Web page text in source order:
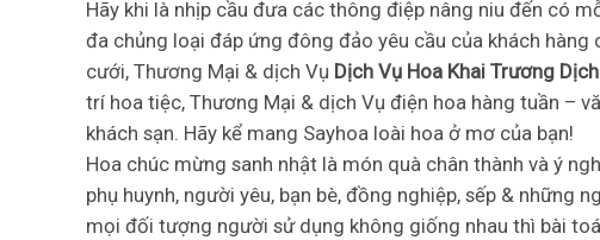
Hãy khi là nhịp cầu đưa các thông điệp nâng niu đến có
đa chủng loại đáp ứng đông đảo yêu cầu của khách
cưới, Thương Mại & dịch Vụ Dịch Vụ Hoa Khai Trương
trí hoa tiệc, Thương Mại & dịch Vụ điện hoa hàng tuần –
khách sạn. Hãy kể mang Sayhoa loài hoa ở mơ của bạn!
Hoa chúc mừng sanh nhật là món quà chân thành và ý
phụ huynh, người yêu, bạn bè, đồng nghiệp, sếp & những
mọi đối tượng người sử dụng không giống nhau thì bài